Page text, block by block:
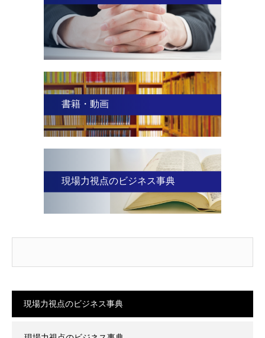
書籍・動画
現場力視点のビジネス事典
現場力視点のビジネス事典